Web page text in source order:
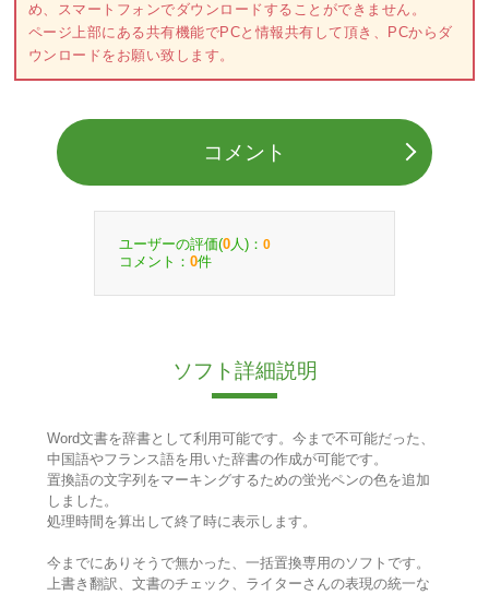
め、スマートフォンでダウンロードすることができません。
ページ上部にある共有機能でPCと情報共有して頂き、PCからダ
ウンロードをお願い致します。
コメント
ユーザーの評価(0 人)： 0
コメント： 0件
ソフト詳細説明
Word文書を辞書として利用可能です。今まで不可能だった、
中国語やフランス語を用いた辞書の作成が可能です。
置換語の文字列をマーキングするための蛍光ペンの色を追加
しました。
処理時間を算出して終了時に表示します。
今までにありそうで無かった、一括置換専用のソフトです。
上書き翻訳、文書のチェック、ライターさんの表現の統一な